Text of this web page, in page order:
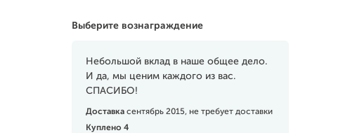
Выберите вознаграждение
Небольшой вклад в наше общее дело.
И да, мы ценим каждого из вас.
СПАСИБО!
Доставка сентябрь 2015, не требует доставки
Куплено 4